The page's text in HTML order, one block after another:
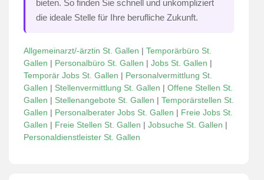
bieten. So finden Sie schnell und unkompliziert
die ideale Stelle für Ihre berufliche Zukunft.
Allgemeinarzt/-ärztin St. Gallen | Temporärbüro St.
Gallen | Personalbüro St. Gallen | Jobs St. Gallen |
Temporär Jobs St. Gallen | Personalvermittlung St.
Gallen | Stellenvermittlung St. Gallen | Offene Stellen St.
Gallen | Stellenangebote St. Gallen | Temporärstellen St.
Gallen | Personalberater Jobs St. Gallen | Freie Jobs St.
Gallen | Freie Stellen St. Gallen | Jobsuche St. Gallen |
Personaldienstleister St. Gallen